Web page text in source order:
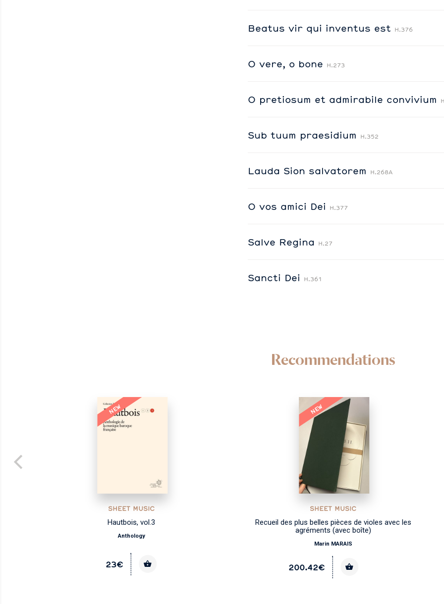
Beatus vir qui inventus est H.376
O vere, o bone H.273
O pretiosum et admirabile convivium
Sub tuum praesidium H.352
Lauda Sion salvatorem H.268A
O vos amici Dei H.377
Salve Regina H.27
Sancti Dei H.361
Recommendations
NEW
SHEET MUSIC
Hautbois, vol.3
Anthology
23€
NEW
SHEET MUSIC
Recueil des plus belles pièces de violes avec les
agréments (avec boîte)
Marin MARAIS
200.42€